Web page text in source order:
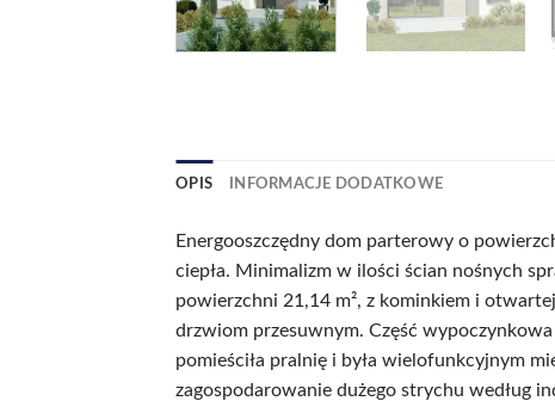
OPIS INFORMACJE DODATKOWE
Energooszczędny dom parterowy o
ciepła. Minimalizm w ilości ścian nośnych
powierzchni 21,14 m², z kominkiem i
drzwiom przesuwnym. Część
pomieściła pralnię i była wielofunkcyjnym
zagospodarowanie dużego strychu według